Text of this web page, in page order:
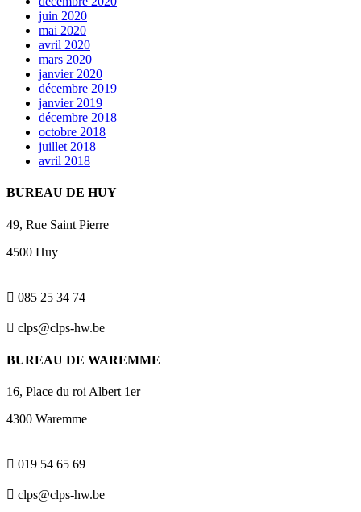
juin 2020
mai 2020
avril 2020
mars 2020
janvier 2020
décembre 2019
janvier 2019
décembre 2018
octobre 2018
juillet 2018
avril 2018
BUREAU DE HUY
49, Rue Saint Pierre
4500 Huy
 085 25 34 74
 clps@clps-hw.be
BUREAU DE WAREMME
16, Place du roi Albert 1er
4300 Waremme
 019 54 65 69
 clps@clps-hw.be